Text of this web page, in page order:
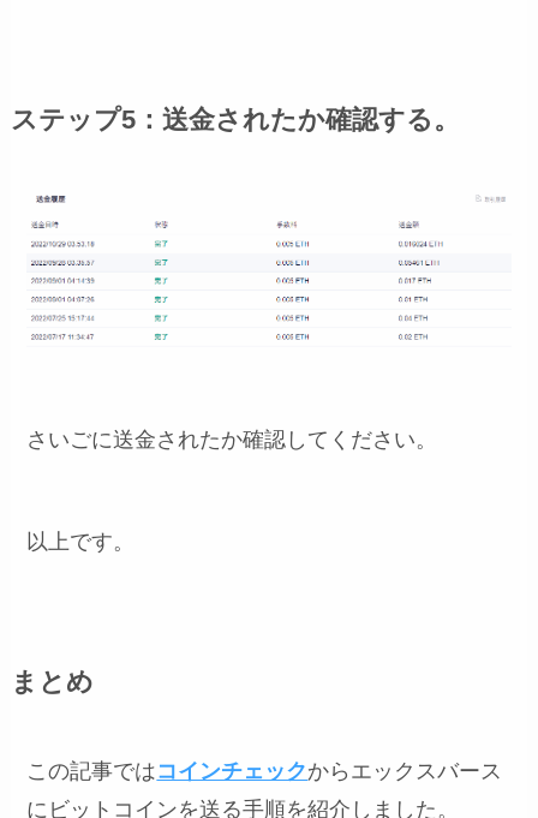
ステップ5：送金されたか確認する。
さいごに送金されたか確認してください。
以上です。
まとめ
この記事ではコインチェックからエックスバース
にビットコインを送る手順を紹介しました。